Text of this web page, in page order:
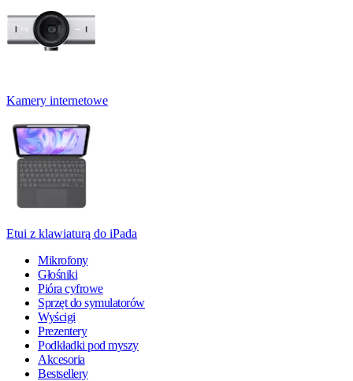
Kamery internetowe
Etui z klawiaturą do iPada
Mikrofony
Głośniki
Pióra cyfrowe
Sprzęt do symulatorów
Wyścigi
Prezentery
Podkładki pod myszy
Akcesoria
Bestsellery